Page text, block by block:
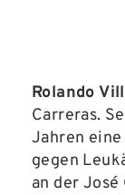
Rolando
Carreras.
Jahren
gegen
an der José